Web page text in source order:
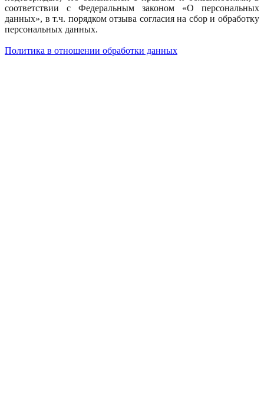
соответствии с Федеральным законом «О персональных
данных», в т.ч. порядком отзыва согласия на сбор и обработку
персональных данных.
Политика в отношении обработки данных